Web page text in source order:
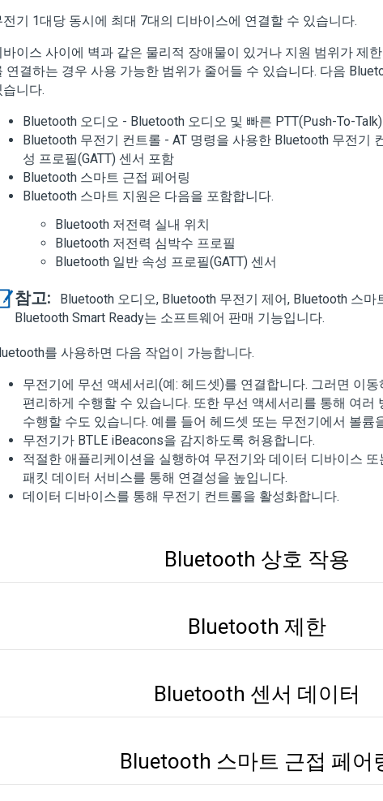
전기 1대당 동시에 최대 7대의 디바이스에 연결할 수 있습니다.
바이스 사이에 벽과 같은 물리적 장애물이 있거나 지원 범위가 제
연결하는 경우 사용 가능한 범위가 줄어들 수 있습니다. 다음
습니다.
Bluetooth 오디오 - Bluetooth 오디오 및 빠른 PTT(Push-To-
Bluetooth 무전기 컨트롤 - AT 명령을 사용한 Bluetooth 무전기
성 프로필(GATT) 센서 포함
Bluetooth 스마트 근접 페어링
Bluetooth 스마트 지원은 다음을 포함합니다.
Bluetooth 저전력 실내 위치
Bluetooth 저전력 심박수 프로필
Bluetooth 일반 속성 프로필(GATT) 센서
참고:
Bluetooth 오디오, Bluetooth 무전기 제어, Bluetooth 스마
Bluetooth Smart Ready는 소프트웨어 판매 기능입니다.
를 사용하면 다음 작업이 가능합니다.
무전기에 무선 액세서리(예: 헤드셋)를 연결합니다. 그러면 이
편리하게 수행할 수 있습니다. 또한 무선 액세서리를 통해 여러
수행할 수도 있습니다. 예를 들어 헤드셋 또는 무전기에서 볼륨
무전기가 BTLE iBeacons을 감지하도록 허용합니다.
적절한 애플리케이션을 실행하여 무전기와 데이터 디바이스
패킷 데이터 서비스를 통해 연결성을 높입니다.
데이터 디바이스를 통해 무전기 컨트롤을 활성화합니다.
Bluetooth 상호 작용
Bluetooth 제한
Bluetooth 센서 데이터
Bluetooth 스마트 근접 페어